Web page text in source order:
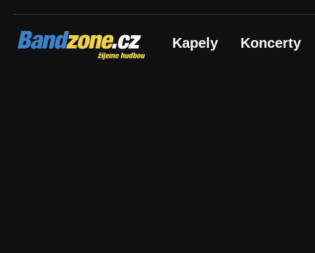
Bandzone.cz
žijeme hudbou Kapely Koncerty